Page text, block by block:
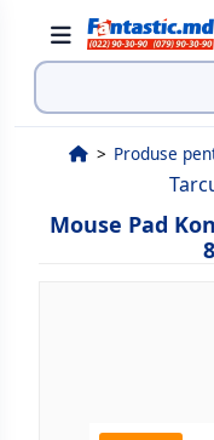
Cauta
Produse
Mouse Pad